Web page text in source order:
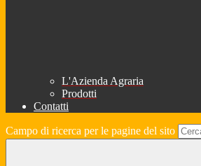
L'Azienda Agraria
Prodotti
Contatti
Campo di ricerca per le pagine del sito